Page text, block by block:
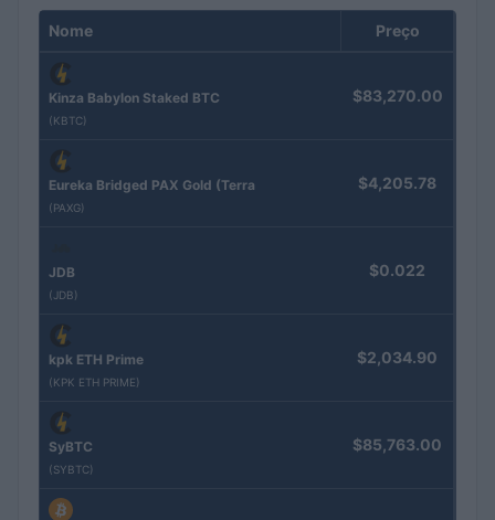
Nome Preço
Kinza Babylon Staked BTC
(KBTC)
$83,270.00
Eureka Bridged PAX Gold (Terra
(PAXG)
$4,205.78
JDB
(JDB)
$0.022
kpk ETH Prime
(KPK ETH PRIME)
$2,034.90
SyBTC
(SYBTC)
$85,763.00